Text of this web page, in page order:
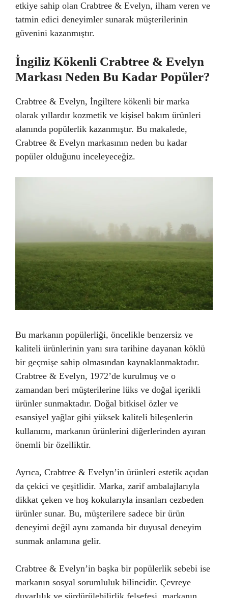
etkiye sahip olan Crabtree & Evelyn, ilham veren ve
tatmin edici deneyimler sunarak müşterilerinin
güvenini kazanmıştır.
İngiliz Kökenli Crabtree & Evelyn
Markası Neden Bu Kadar Popüler?
Crabtree & Evelyn, İngiltere kökenli bir marka
olarak yıllardır kozmetik ve kişisel bakım ürünleri
alanında popülerlik kazanmıştır. Bu makalede,
Crabtree & Evelyn markasının neden bu kadar
popüler olduğunu inceleyeceğiz.
Bu markanın popülerliği, öncelikle benzersiz ve
kaliteli ürünlerinin yanı sıra tarihine dayanan köklü
bir geçmişe sahip olmasından kaynaklanmaktadır.
Crabtree & Evelyn, 1972’de kurulmuş ve o
zamandan beri müşterilerine lüks ve doğal içerikli
ürünler sunmaktadır. Doğal bitkisel özler ve
esansiyel yağlar gibi yüksek kaliteli bileşenlerin
kullanımı, markanın ürünlerini diğerlerinden ayıran
önemli bir özelliktir.
Ayrıca, Crabtree & Evelyn’in ürünleri estetik açıdan
da çekici ve çeşitlidir. Marka, zarif ambalajlarıyla
dikkat çeken ve hoş kokularıyla insanları cezbeden
ürünler sunar. Bu, müşterilere sadece bir ürün
deneyimi değil aynı zamanda bir duyusal deneyim
sunmak anlamına gelir.
Crabtree & Evelyn’in başka bir popülerlik sebebi ise
markanın sosyal sorumluluk bilincidir. Çevreye
duyarlılık ve sürdürülebilirlik felsefesi, markanın